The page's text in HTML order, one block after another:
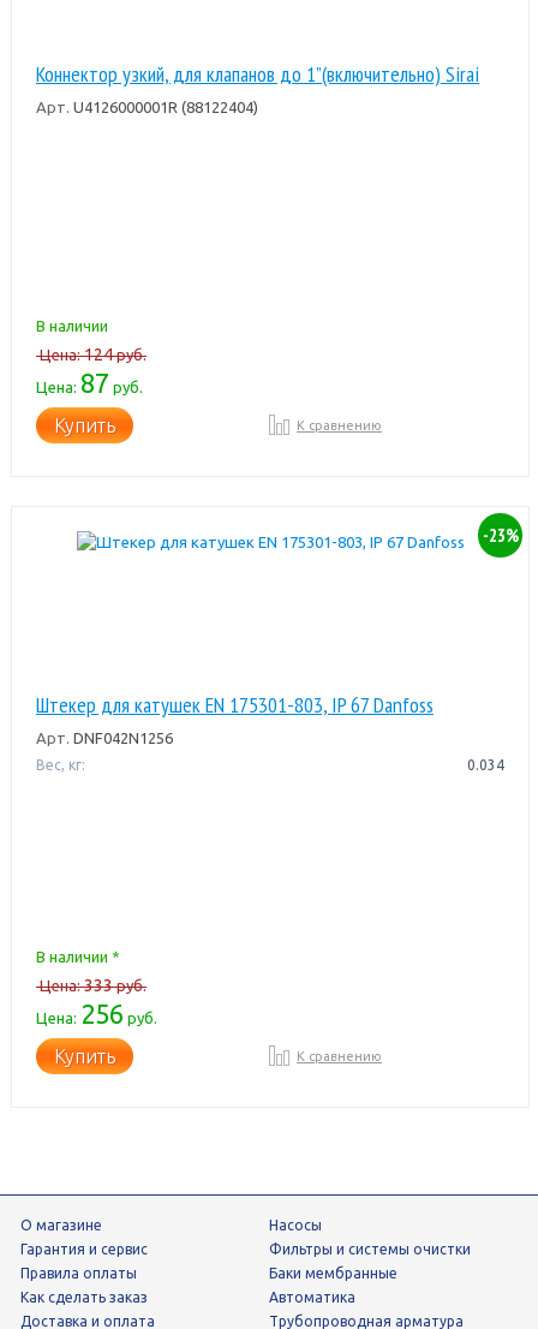
Коннектор узкий, для клапанов до 1”(включительно) Sirai
Арт. U4126000001R (88122404)
В наличии
Цена:124руб.
Цена: 87 руб.
Купить К сравнению
-23%
Штекер для катушек EN 175301-803, IP 67 Danfoss
Арт. DNF042N1256
Вес, кг: 0.034
В наличии *
Цена:333руб.
Цена: 256 руб.
Купить К сравнению
О магазине
Гарантия и сервис
Правила оплаты
Как сделать заказ
Доставка и оплата
Насосы
фильтры и системы очистки
Баки мембранные
Автоматика
трубопроводная арматура